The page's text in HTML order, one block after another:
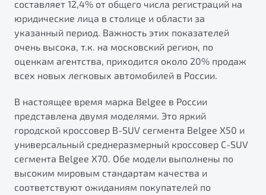
Обзор В наличии
X70
от 2 499 990 ₽*
Автомобили в наличии
Тест-драйв
Спецпредложения
Будьте еще более уверены на дорогах с программой
"Помощь на дорогах"
Преимущества программы
Запись на сервис
Калькулятор ТО
Клиентская поддержка
составляет 12,4% от общего числа регистраций на
юридические лица в столице и области за
указанный период. Важность этих показателей
очень высока, т.к. на московский регион, по
оценкам агентства, приходится около 20% продаж
всех новых легковых автомобилей в России.
В настоящее время марка Belgee в России
представлена двумя моделями. Это яркий
городской кроссовер B-SUV сегмента Belgee X50 и
универсальный среднеразмерный кроссовер C-SUV
сегмента Belgee X70. Обе модели выполнены по
высоким мировым стандартам качества и
соответствуют ожиданиям покупателей по